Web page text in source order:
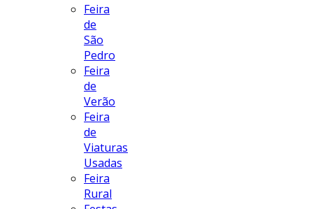
Feira
de
São
Pedro
Feira
de
Verão
Feira
de
Viaturas
Usadas
Feira
Rural